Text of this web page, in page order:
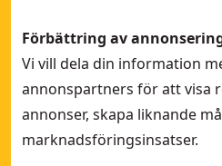
Förbättring av
Vi vill dela din information
annonspartners för att visa
annonser, skapa liknande
marknadsföringsinsatser.